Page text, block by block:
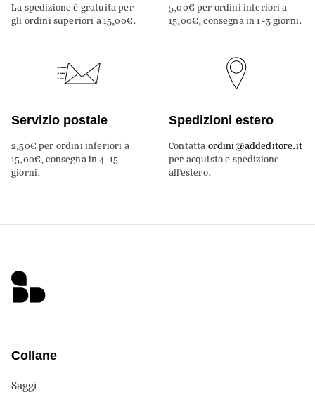
La spedizione è gratuita per
gli ordini superiori a 15,00€.
5,00€ per ordini inferiori a
15,00€, consegna in 1-3 giorni.
Servizio postale
2,50€ per ordini inferiori a
15,00€, consegna in 4-15
giorni.
Spedizioni estero
Contatta ordini@addeditore.it
per acquisto e spedizione
all’estero.
Collane
Saggi